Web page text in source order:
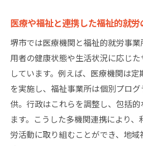
福祉的就労が堺市の自立
医療と福祉が結ぶ堺市の地域
福祉的就労と医療の連携
堺市立総合医療センター
福祉的就労の現場で実感
病院・医師会と福祉的就
地域連携室が支える医療
医療や福祉と連携した福祉的就
堺市では医療機関と福祉的就労事
用者の健康状態や生活状況に応じ
しています。例えば、医療機関は
を実施し、福祉事業所は個別プロ
供。行政はこれらを調整し、包括
ます。こうした多機関連携により
労活動に取り組むことができ、地